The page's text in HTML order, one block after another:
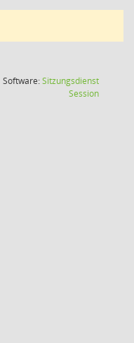
Software:Sitzungsdienst
Session(Wird in